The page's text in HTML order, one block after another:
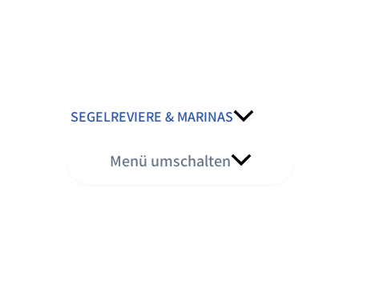
SEGELREVIERE & MARINAS
Menü umschalten